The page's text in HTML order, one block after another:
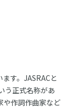
す。JASRACと
う正式名称があ
や作詞作曲家など